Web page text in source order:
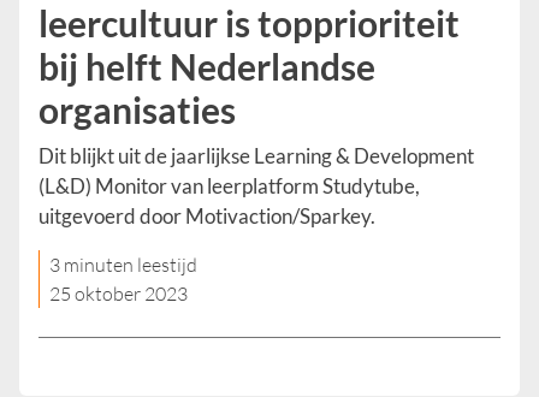
leercultuur is topprioriteit
bij helft Nederlandse
organisaties
Dit blijkt uit de jaarlijkse Learning & Development
(L&D) Monitor van leerplatform Studytube,
uitgevoerd door Motivaction/Sparkey.
3 minuten leestijd
25 oktober 2023